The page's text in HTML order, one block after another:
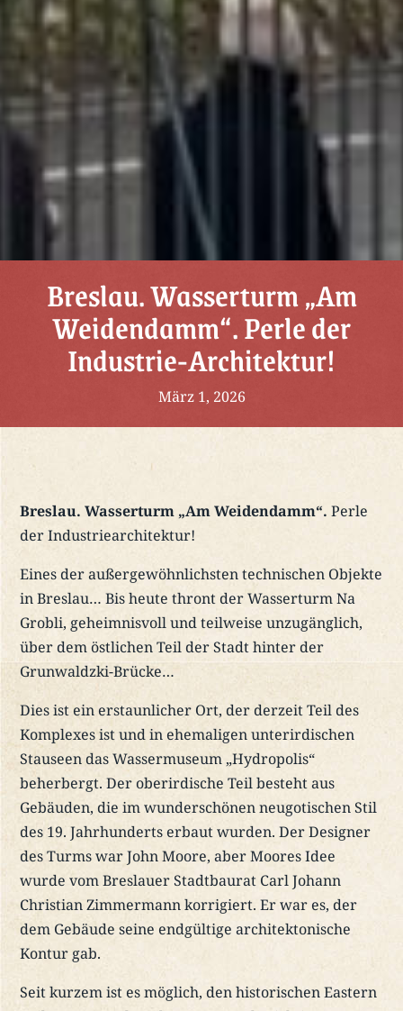
Breslau. Wasserturm „Am
Weidendamm“. Perle der
Industrie-Architektur!
März 1, 2026
Breslau. Wasserturm „Am Weidendamm“. Perle
der Industriearchitektur!
Eines der außergewöhnlichsten technischen Objekte
in Breslau… Bis heute thront der Wasserturm Na
Grobli, geheimnisvoll und teilweise unzugänglich,
über dem östlichen Teil der Stadt hinter der
Grunwaldzki-Brücke…
Dies ist ein erstaunlicher Ort, der derzeit Teil des
Komplexes ist und in ehemaligen unterirdischen
Stauseen das Wassermuseum „Hydropolis“
beherbergt. Der oberirdische Teil besteht aus
Gebäuden, die im wunderschönen neugotischen Stil
des 19. Jahrhunderts erbaut wurden. Der Designer
des Turms war John Moore, aber Moores Idee
wurde vom Breslauer Stadtbaurat Carl Johann
Christian Zimmermann korrigiert. Er war es, der
dem Gebäude seine endgültige architektonische
Kontur gab.
Seit kurzem ist es möglich, den historischen Eastern